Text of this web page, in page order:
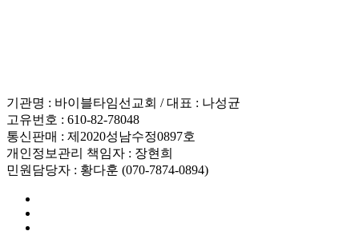
기관명 : 바이블타임선교회 / 대표 : 나성균
고유번호 : 610-82-78048
통신판매 : 제2020성남수정0897호
개인정보관리 책임자 : 장현희
민원담당자 : 황다훈 (070-7874-0894)